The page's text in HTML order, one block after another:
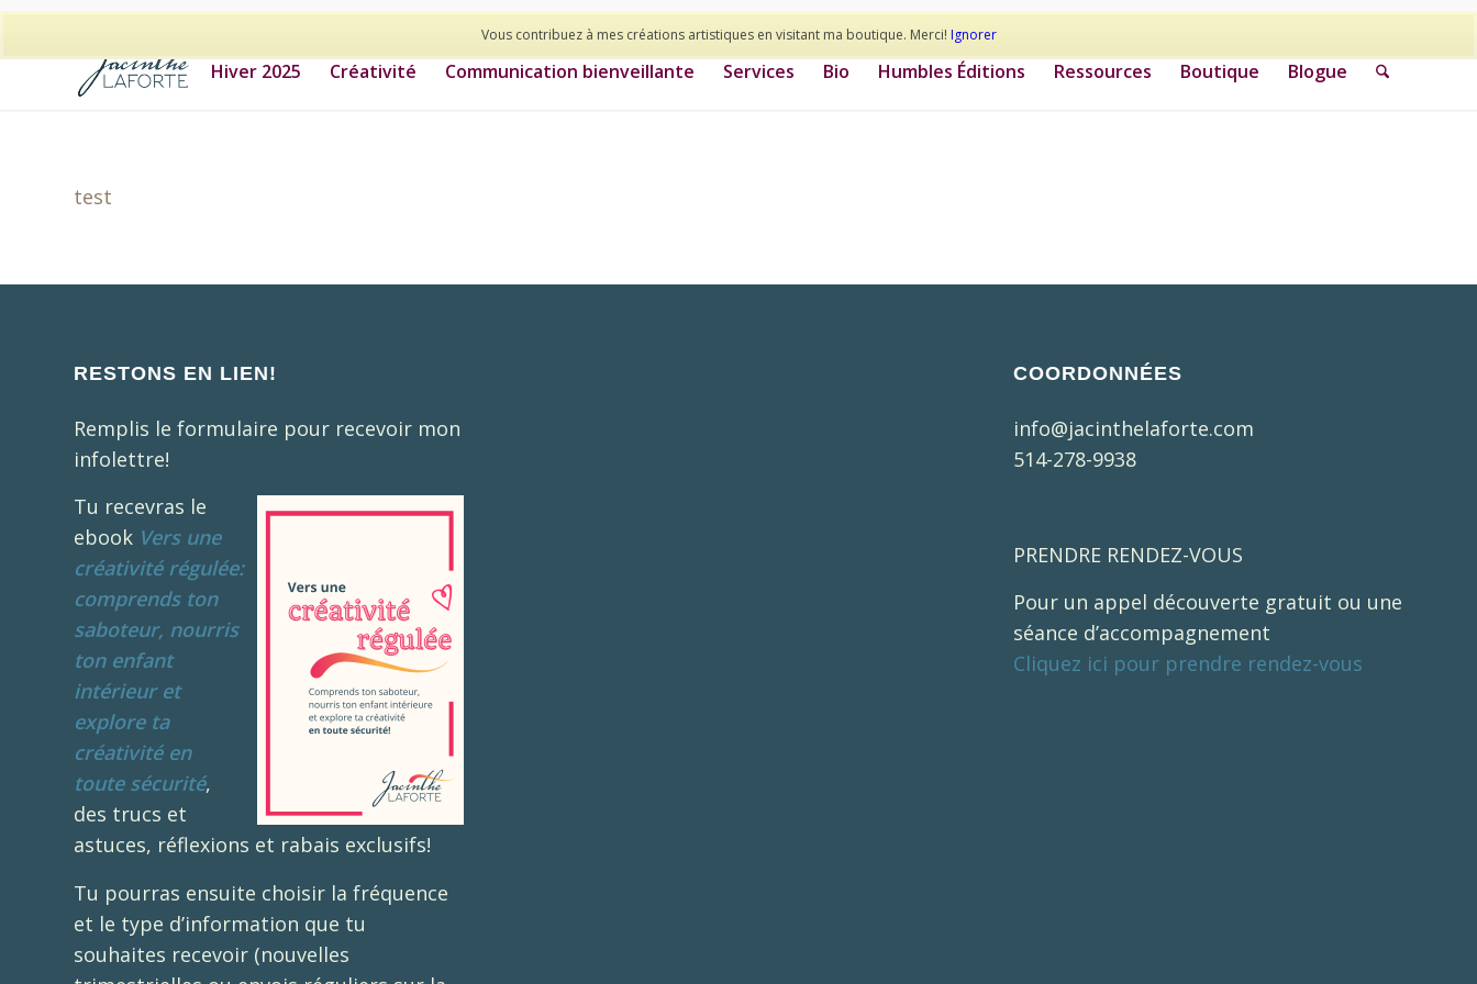
Vous contribuez à mes créations artistiques en visitant ma boutique. Merci! Ignorer
514-278-9938
Hiver 2025 Créativité Communication bienveillante Services Bio Humbles Éditions Ressources Boutique Blogue
test
RESTONS EN LIEN!
Remplis le formulaire pour recevoir mon
infolettre!
Tu recevras le
ebook Vers une
créativité régulée:
comprends ton
saboteur, nourris
ton enfant
intérieur et
explore ta
créativité en
toute sécurité,
des trucs et
astuces, réflexions et rabais exclusifs!
Tu pourras ensuite choisir la fréquence
et le type d’information que tu
souhaites recevoir (nouvelles
COORDONNÉES
info@jacinthelaforte.com
514-278-9938
PRENDRE RENDEZ-VOUS
Pour un appel découverte gratuit ou une
séance d’accompagnement
Cliquez ici pour prendre rendez-vous